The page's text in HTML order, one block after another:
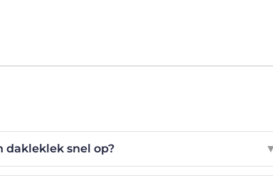
dakleklek snel op?